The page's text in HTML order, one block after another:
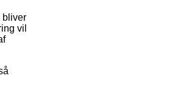
bliver
vil